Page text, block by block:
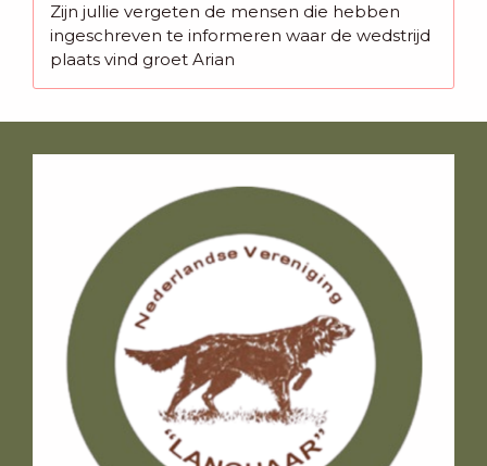
Zijn jullie vergeten de mensen die hebben
ingeschreven te informeren waar de wedstrijd
plaats vind groet Arian